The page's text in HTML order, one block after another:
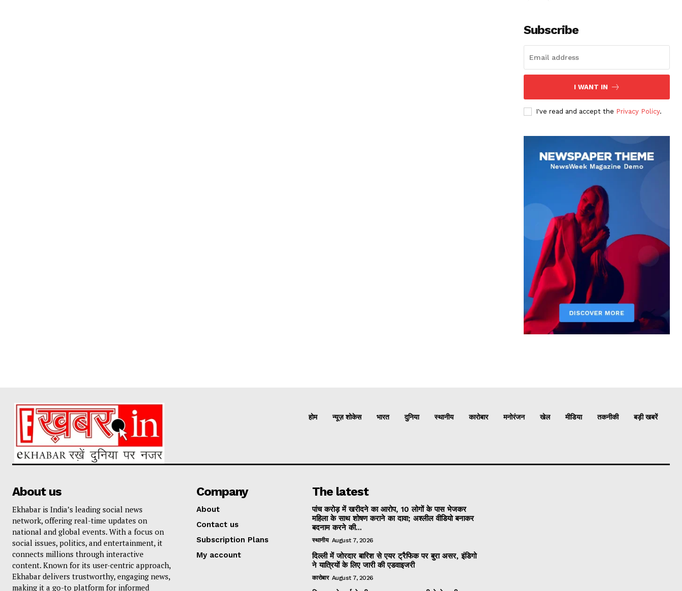
Subscribe
I WANT IN
I've read and accept the Privacy Policy.
होम न्यूज़ शोकेस भारत दुनिया स्थानीय कारोबार मनोरंजन खेल मीडिया तकनीकी बड़ी खबरें
About us
Ekhabar is India’s leading social news
network, offering real-time updates on
national and global events. With a focus on
social issues, politics, and entertainment, it
connects millions through interactive
content. Known for its user-centric approach,
Ekhabar delivers trustworthy, engaging news,
making it a go-to platform for informed
Company
About
Contact us
Subscription Plans
My account
The latest
पांच करोड़ में खरीदने का आरोप, 10 लोगों के पास भेजकर
महिला के साथ शोषण कराने का दावा; अश्लील वीडियो बनाकर
बदनाम करने की...
स्थानीय August 7, 2026
दिल्ली में जोरदार बारिश से एयर ट्रैफिक पर बुरा असर, इंडिगो
ने यात्रियों के लिए जारी की एडवाइजरी
कारोबार August 7, 2026